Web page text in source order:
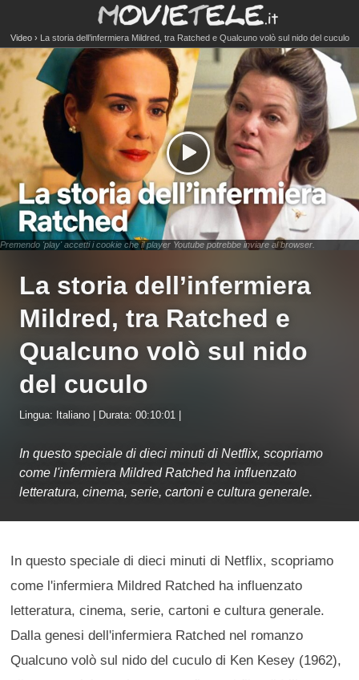
Video La storia dell’infermiera Mildred, tra Ratched e Qualcuno volò sul nido del cuculo
Premendo 'play' accetti i cookie che il player Youtube potrebbe inviare al browser.
La storia dell’infermiera
Mildred, tra Ratched e
Qualcuno volò sul nido
del cuculo
Lingua: Italiano | Durata: 00:10:01 |
In questo speciale di dieci minuti di Netflix, scopriamo
come l'infermiera Mildred Ratched ha influenzato
letteratura, cinema, serie, cartoni e cultura generale.
In questo speciale di dieci minuti di Netflix, scopriamo
come l'infermiera Mildred Ratched ha influenzato
letteratura, cinema, serie, cartoni e cultura generale.
Dalla genesi dell'infermiera Ratched nel romanzo
Qualcuno volò sul nido del cuculo di Ken Kesey (1962),